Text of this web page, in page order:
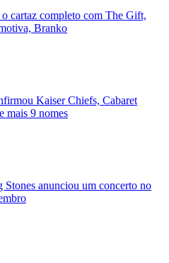
cartaz completo com The Gift,
Branko
Kaiser Chiefs, Cabaret
mais 9 nomes
anunciou um concerto no